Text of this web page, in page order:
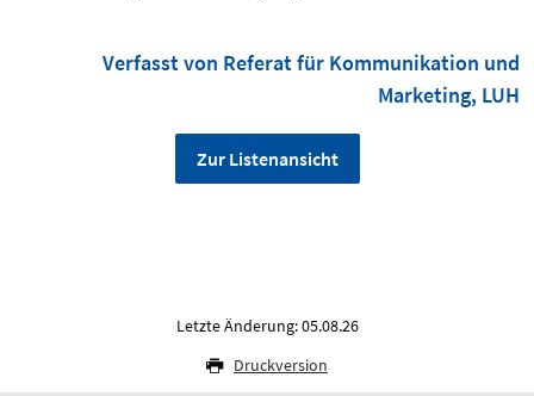
Verfasst von Referat für Kommunikation und
Marketing, LUH
Zur Listenansicht
Letzte Änderung: 05.08.26
Druckversion